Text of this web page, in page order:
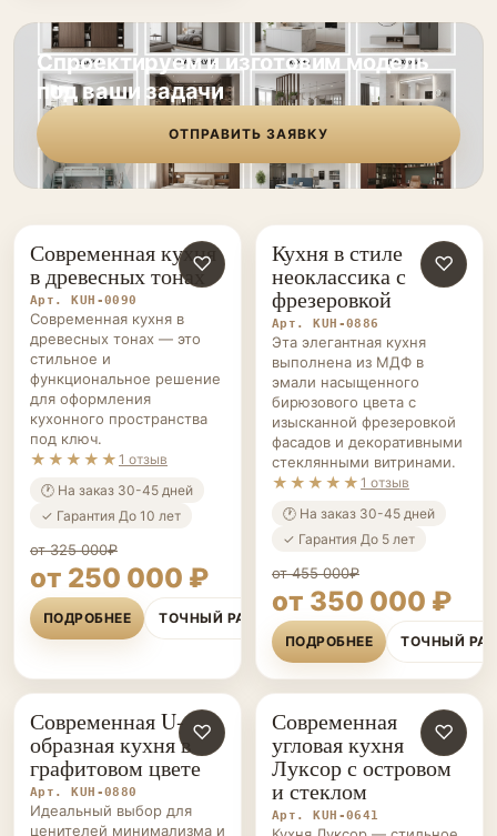
Спроектируем и изготовим модель
под ваши задачи
ОТПРАВИТЬ ЗАЯВКУ
КУХНИ НА ЗАКАЗ ♡
Современная кухня
в древесных тонах
Арт. KUH-0090
Современная кухня в
древесных тонах — это
стильное и
функциональное решение
для оформления
кухонного пространства
под ключ.
★★★★★ 1 отзыв
🕐 На заказ 30-45 дней
✓ Гарантия До 10 лет
от 325 000₽
от 250 000 ₽
ПОДРОБНЕЕ ТОЧНЫЙ РАСЧЁТ
КУХНИ НА ЗАКАЗ ♡
Кухня в стиле
неоклассика с
фрезеровкой
Арт. KUH-0886
Эта элегантная кухня
выполнена из МДФ в
эмали насыщенного
бирюзового цвета с
изысканной фрезеровкой
фасадов и декоративными
стеклянными витринами.
★★★★★ 1 отзыв
🕐 На заказ 30-45 дней
✓ Гарантия До 5 лет
от 455 000₽
от 350 000 ₽
ПОДРОБНЕЕ ТОЧНЫЙ
КУХНИ НА ЗАКАЗ ♡
Современная U-
образная кухня в
графитовом цвете
Арт. KUH-0880
Идеальный выбор для
ценителей минимализма и
КУХНИ НА ЗАКАЗ ♡
Современная
угловая кухня
Луксор с островом
и стеклом
Арт. KUH-0641